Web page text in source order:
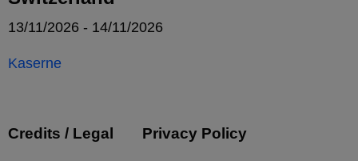
13/11/2026 - 14/11/2026
Kaserne
Credits / Legal Privacy Policy